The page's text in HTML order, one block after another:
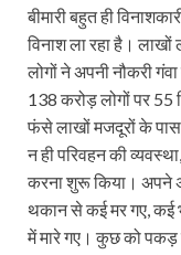
बीमारी बहुत ही
विनाश ला रहा है। लाखों
लोगों ने अपनी नौकरी
138 करोड़ लोगों पर 55
फंसे लाखों मजदूरों के
न ही परिवहन की
करना शुरू किया। अपने
थकान से कई मर गए, कई
में मारे गए। कुछ को पकड़